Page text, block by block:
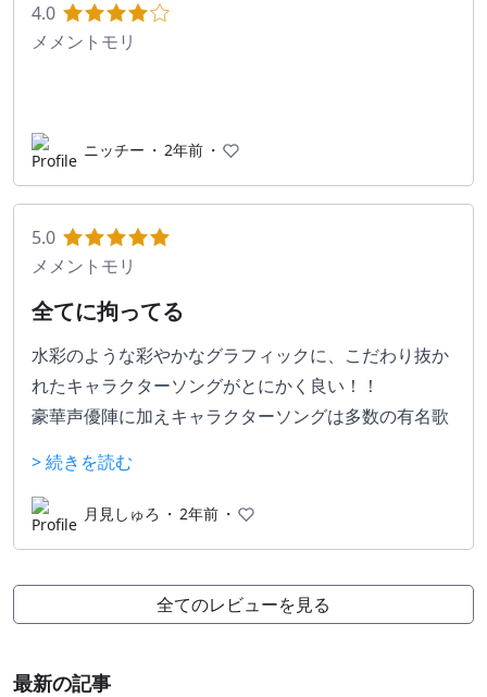
4.0
メメントモリ
ニッチー ・ 2年前 ・
5.0
メメントモリ
全てに拘ってる
水彩のような彩やかなグラフィックに、こだわり抜か
れたキャラクターソングがとにかく良い！！
豪華声優陣に加えキャラクターソングは多数の有名歌
衣装ごとに曲があるのも魅力です！
イラストは柔らかくLive2dつきで表情も豊か🌟 ̖́-
ゲームはフルオート、のんびりと進めていく育成ゲー
> 続きを読む
月見しゅろ ・ 2年前 ・
全てのレビューを見る
最新の記事